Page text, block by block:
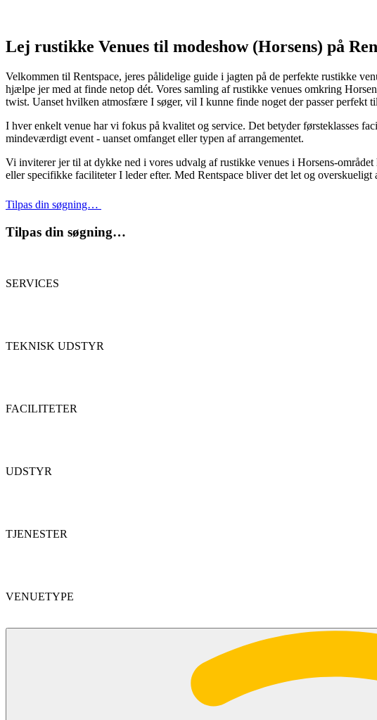
Lej rustikke Venues til modeshow (Horsens) på
Velkommen til Rentspace, jeres pålidelige guide i jagten på de perfekte rustikke
hjælpe jer med at finde netop dét. Vores samling af rustikke venues omkring
twist. Uanset hvilken atmosfære I søger, vil I kunne finde noget der passer perfekt
I hver enkelt venue har vi fokus på kvalitet og service. Det betyder førsteklasses
mindeværdigt event - uanset omfanget eller typen af arrangementet.
Vi inviterer jer til at dykke ned i vores udvalg af rustikke venues i Horsens-
eller specifikke faciliteter I leder efter. Med Rentspace bliver det let og
Tilpas din søgning…
Tilpas din søgning…
SERVICES
TEKNISK UDSTYR
FACILITETER
UDSTYR
TJENESTER
VENUETYPE